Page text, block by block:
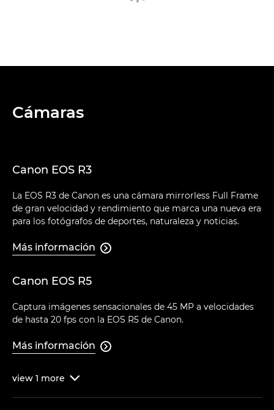
Cámaras
Canon EOS R3
La EOS R3 de Canon es una cámara mirrorless Full Frame
de gran velocidad y rendimiento que marca una nueva era
para los fotógrafos de deportes, naturaleza y noticias.
Más información 
Canon EOS R5
Captura imágenes sensacionales de 45 MP a velocidades
de hasta 20 fps con la EOS R5 de Canon.
Más información 
view 1 more 